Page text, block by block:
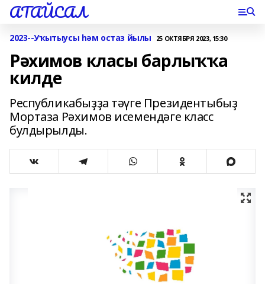
АТАЙСАЛ
2023--Уҡытыусы һәм остаз йылы 25 ОКТЯБРЯ 2023, 15:30
Рәхимов класы барлыҡҡа
килде
Республикабыҙҙа тәүге Президентыбыҙ
Мортаза Рәхимов исемендәге класс
булдырылды.